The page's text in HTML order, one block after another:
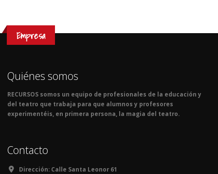
Empresa
Quiénes somos
RECURSOS somos un equipo de profesionales de la educación y
del teatro que trabaja para que alumnos y profesores
experimentéis, en primera persona, la magia del teatro.
Contacto
Dirección: Calle Santa Leonor 61